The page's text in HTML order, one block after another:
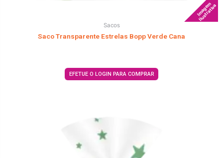
Imagem
Ilustrativa
Sacos
Saco Transparente Estrelas Bopp Verde Cana
EFETUE O LOGIN PARA COMPRAR